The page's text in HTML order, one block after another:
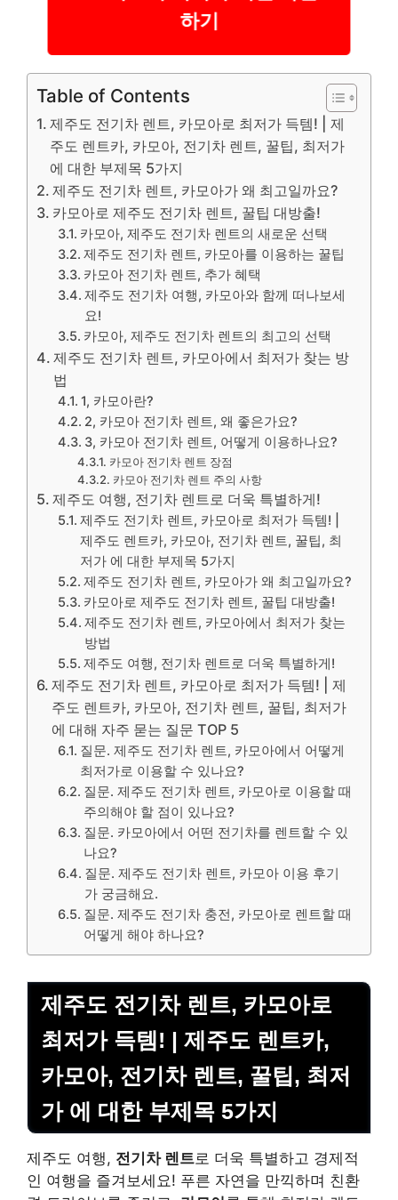
하기
Table of Contents
제주도 전기차 렌트, 카모아로 최저가 득템! | 제
주도 렌트카, 카모아, 전기차 렌트, 꿀팁, 최저가
에 대한 부제목 5가지
제주도 전기차 렌트, 카모아가 왜 최고일까요?
카모아로 제주도 전기차 렌트, 꿀팁 대방출!
카모아, 제주도 전기차 렌트의 새로운 선택
제주도 전기차 렌트, 카모아를 이용하는 꿀팁
카모아 전기차 렌트, 추가 혜택
제주도 전기차 여행, 카모아와 함께 떠나보세
요!
카모아, 제주도 전기차 렌트의 최고의 선택
제주도 전기차 렌트, 카모아에서 최저가 찾는 방
법
1, 카모아란?
2, 카모아 전기차 렌트, 왜 좋은가요?
3, 카모아 전기차 렌트, 어떻게 이용하나요?
카모아 전기차 렌트 장점
카모아 전기차 렌트 주의 사항
제주도 여행, 전기차 렌트로 더욱 특별하게!
제주도 전기차 렌트, 카모아로 최저가 득템! |
제주도 렌트카, 카모아, 전기차 렌트, 꿀팁, 최
저가 에 대한 부제목 5가지
제주도 전기차 렌트, 카모아가 왜 최고일까요?
카모아로 제주도 전기차 렌트, 꿀팁 대방출!
제주도 전기차 렌트, 카모아에서 최저가 찾는
방법
제주도 여행, 전기차 렌트로 더욱 특별하게!
제주도 전기차 렌트, 카모아로 최저가 득템! | 제
주도 렌트카, 카모아, 전기차 렌트, 꿀팁, 최저가
에 대해 자주 묻는 질문 TOP 5
질문. 제주도 전기차 렌트, 카모아에서 어떻게
최저가로 이용할 수 있나요?
질문. 제주도 전기차 렌트, 카모아로 이용할 때
주의해야 할 점이 있나요?
질문. 카모아에서 어떤 전기차를 렌트할 수 있
나요?
질문. 제주도 전기차 렌트, 카모아 이용 후기
가 궁금해요.
질문. 제주도 전기차 충전, 카모아로 렌트할 때
어떻게 해야 하나요?
제주도 전기차 렌트, 카모아로
최저가 득템! | 제주도 렌트카,
카모아, 전기차 렌트, 꿀팁, 최저
가 에 대한 부제목 5가지
제주도 여행, 전기차 렌트로 더욱 특별하고 경제적
인 여행을 즐겨보세요! 푸른 자연을 만끽하며 친환